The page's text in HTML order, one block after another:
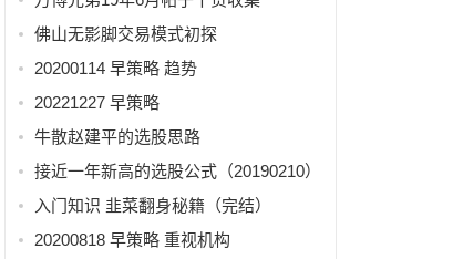
佛山无影脚交易模式初探
20200114 早策略 趋势
20221227 早策略
牛散赵建平的选股思路
接近一年新高的选股公式（20190210）
入门知识 韭菜翻身秘籍（完结）
20200818 早策略 重视机构